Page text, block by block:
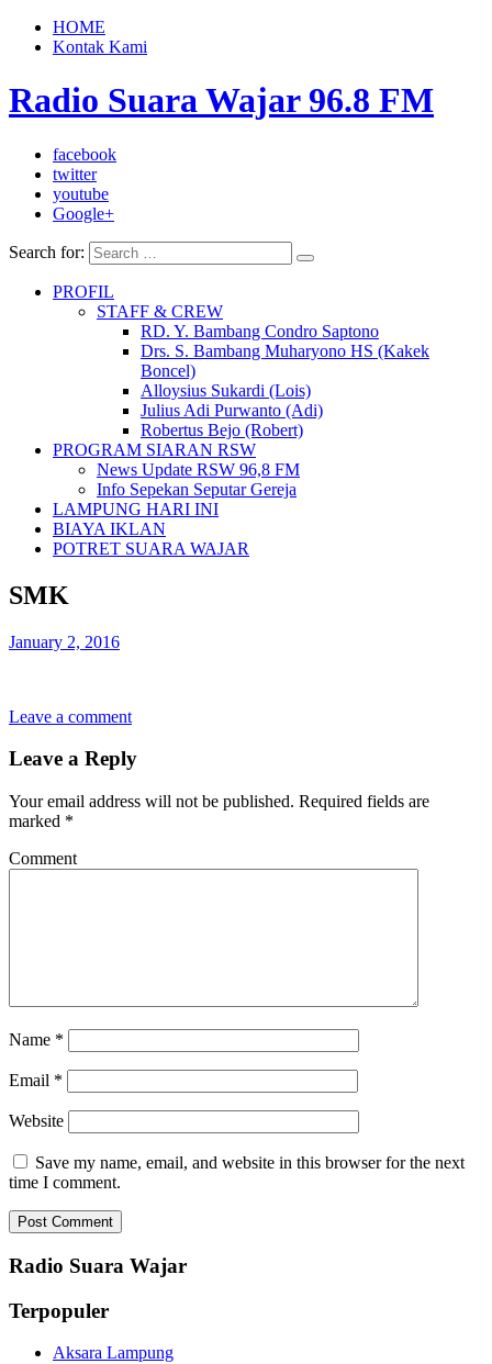
HOME
Kontak Kami
Radio Suara Wajar 96.8 FM
facebook
twitter
youtube
Google+
Search for:
PROFIL
STAFF & CREW
RD. Y. Bambang Condro Saptono
Drs. S. Bambang Muharyono HS (Kakek
Boncel)
Alloysius Sukardi (Lois)
Julius Adi Purwanto (Adi)
Robertus Bejo (Robert)
PROGRAM SIARAN RSW
News Update RSW 96,8 FM
Info Sepekan Seputar Gereja
LAMPUNG HARI INI
BIAYA IKLAN
POTRET SUARA WAJAR
SMK
January 2, 2016
Leave a comment
Leave a Reply
Your email address will not be published. Required fields are
marked *
Comment
Name *
Email *
Website
Save my name, email, and website in this browser for the next
time I comment.
Radio Suara Wajar
Terpopuler
Aksara Lampung